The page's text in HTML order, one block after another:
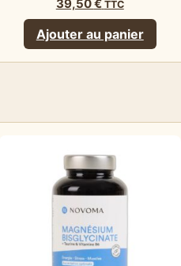
39,50€ TTC
Ajouter au panier